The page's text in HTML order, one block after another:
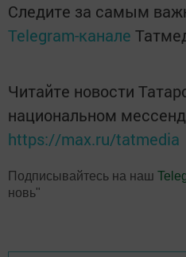
Следите за самым
Telegram-канале
Читайте новости
национальном
https://max.ru/tatmedia
Подписывайтесь на наш
новь"